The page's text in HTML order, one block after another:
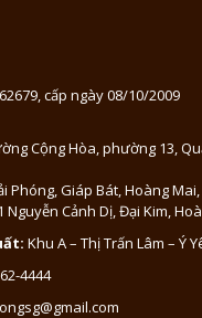
cấp ngày 08/10/2009
Cộng Hòa, phường 13,
Phóng, Giáp Bát, Hoàng
Nguyễn Cảnh Dị, Đại Kim,
Khu A – Thị Trấn Lâm – Ý
4444